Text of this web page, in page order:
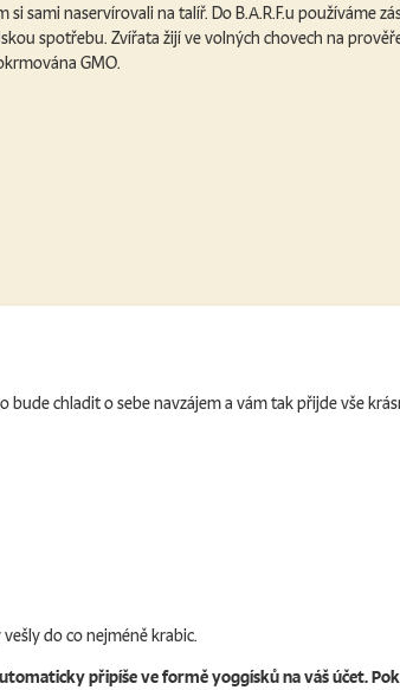
si sami naservírovali na talíř. Do B.A.R.F.u používáme
spotřebu. Zvířata žijí ve volných chovech na
GMO.
chladit o sebe navzájem a vám tak přijde vše
do co nejméně krabic.
připíše ve formě yoggísků na váš účet.